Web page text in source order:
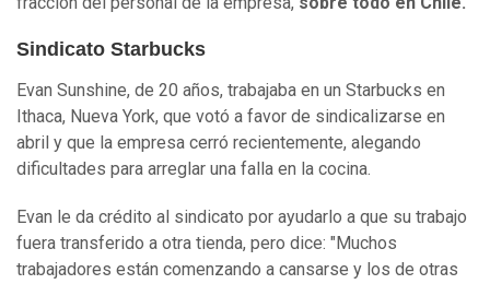
Sindicato Starbucks
Evan Sunshine, de 20 años, trabajaba en un Starbucks en
Ithaca, Nueva York, que votó a favor de sindicalizarse en
abril y que la empresa cerró recientemente, alegando
dificultades para arreglar una falla en la cocina.
Evan le da crédito al sindicato por ayudarlo a que su trabajo
fuera transferido a otra tienda, pero dice: "Muchos
trabajadores están comenzando a cansarse y los de otras